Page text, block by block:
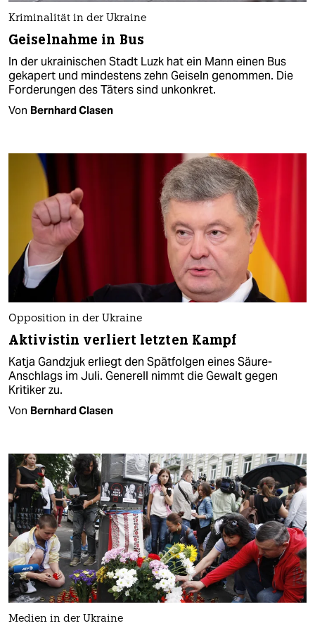
Kriminalität in der Ukraine
Geiselnahme in Bus
In der ukrainischen Stadt Luzk hat ein Mann einen Bus
gekapert und mindestens zehn Geiseln genommen. Die
Forderungen des Täters sind unkonkret.
Von Bernhard Clasen
Opposition in der Ukraine
Aktivistin verliert letzten Kampf
Katja Gandzjuk erliegt den Spätfolgen eines Säure-
Anschlags im Juli. Generell nimmt die Gewalt gegen
Kritiker zu.
Von Bernhard Clasen
Medien in der Ukraine